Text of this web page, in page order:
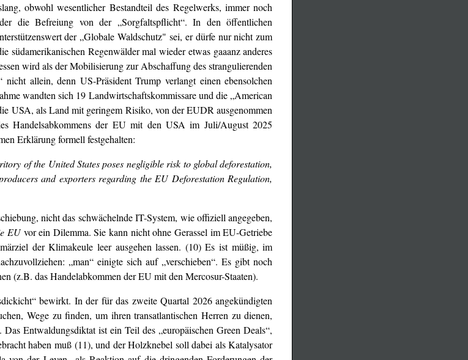
obwohl wesentlicher Bestandteil des Regelwerks, immer noch
die Befreiung von der „Sorgfaltspflicht“. In den öffentlichen
der „Globale Waldschutz" sei, er dürfe nur nicht zum
Regenwälder mal wieder etwas gaaanz anderes
wird als der Mobilisierung zur Abschaffung des strangulierenden
allein, denn US-Präsident Trump verlangt einen ebensolchen
wandten sich 19 Landwirtschaftskommissare und die „American
USA, als Land mit geringem Risiko, von der EUDR ausgenommen
Handelsabkommens der EU mit den USA im Juli/August 2025
Erklärung formell festgehalten:
of the United States poses negligible risk to global deforestation,
and exporters regarding the EU Deforestation Regulation,
nicht das schwächelnde IT-System, wie offiziell angegeben,
EUvor ein Dilemma. Sie kann nicht ohne Gerassel im EU-Getriebe
der Klimakeule leer ausgehen lassen. (10) Es ist müßig, im
„man“ einigte sich auf „verschieben“. Es gibt noch
(z.B. das Handelabkommen der EU mit den Mercosur-Staaten).
bewirkt. In der für das zweite Quartal 2026 angekündigten
Wege zu finden, um ihren transatlantischen Herren zu dienen,
Entwaldungsdiktat ist ein Teil des „europäischen Green Deals“,
haben muß (11), und der Holzknebel soll dabei als Katalysator